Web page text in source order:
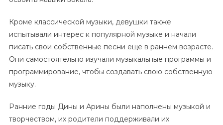
Кроме классической музыки, девушки также
испытывали интерес к популярной музыке и начали
писать свои собственные песни еще в раннем возрасте.
Они самостоятельно изучали музыкальные программы и
программирование, чтобы создавать свою собственную
музыку.
Ранние годы Дины и Арины были наполнены музыкой и
творчеством, их родители поддерживали их